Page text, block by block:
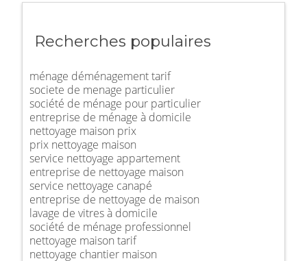
Recherches populaires
ménage déménagement tarif
societe de menage particulier
société de ménage pour particulier
entreprise de ménage à domicile
nettoyage maison prix
prix nettoyage maison
service nettoyage appartement
entreprise de nettoyage maison
service nettoyage canapé
entreprise de nettoyage de maison
lavage de vitres à domicile
société de ménage professionnel
nettoyage maison tarif
nettoyage chantier maison